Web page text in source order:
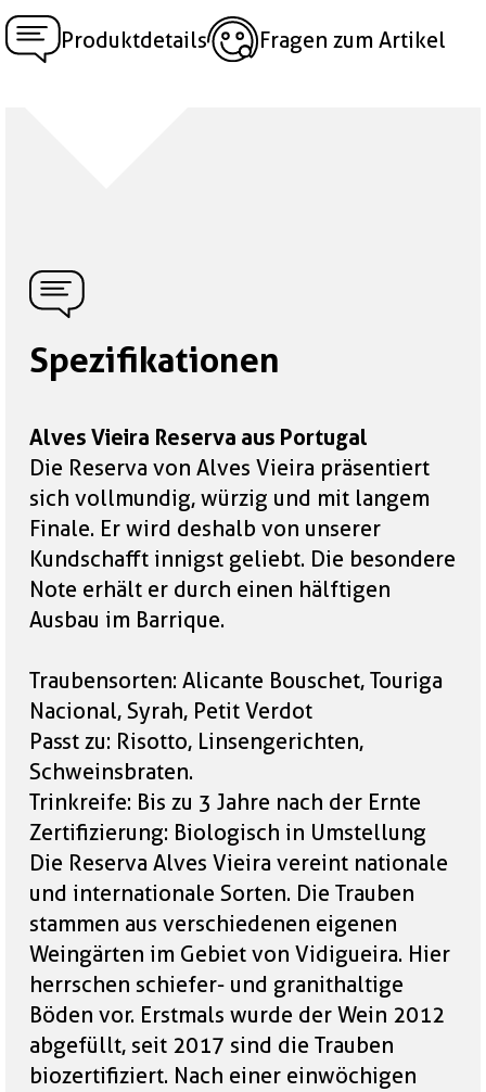
Produktdetails Fragen zum Artikel
Spezifikationen
Alves Vieira Reserva aus Portugal
Die Reserva von Alves Vieira präsentiert
sich vollmundig, würzig und mit langem
Finale. Er wird deshalb von unserer
Kundschafft innigst geliebt. Die besondere
Note erhält er durch einen hälftigen
Ausbau im Barrique.
Traubensorten: Alicante Bouschet, Touriga
Nacional, Syrah, Petit Verdot
Passt zu: Risotto, Linsengerichten,
Schweinsbraten.
Trinkreife: Bis zu 3 Jahre nach der Ernte
Zertifizierung: Biologisch in Umstellung
Die Reserva Alves Vieira vereint nationale
und internationale Sorten. Die Trauben
stammen aus verschiedenen eigenen
Weingärten im Gebiet von Vidigueira. Hier
herrschen schiefer- und granithaltige
Böden vor. Erstmals wurde der Wein 2012
abgefüllt, seit 2017 sind die Trauben
biozertifiziert. Nach einer einwöchigen